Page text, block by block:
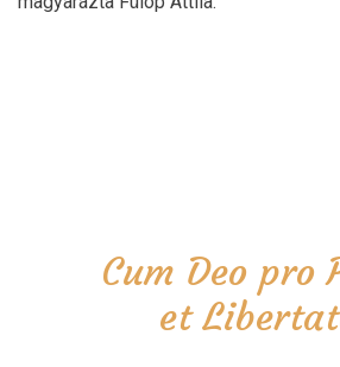
Cum Deo pro
et